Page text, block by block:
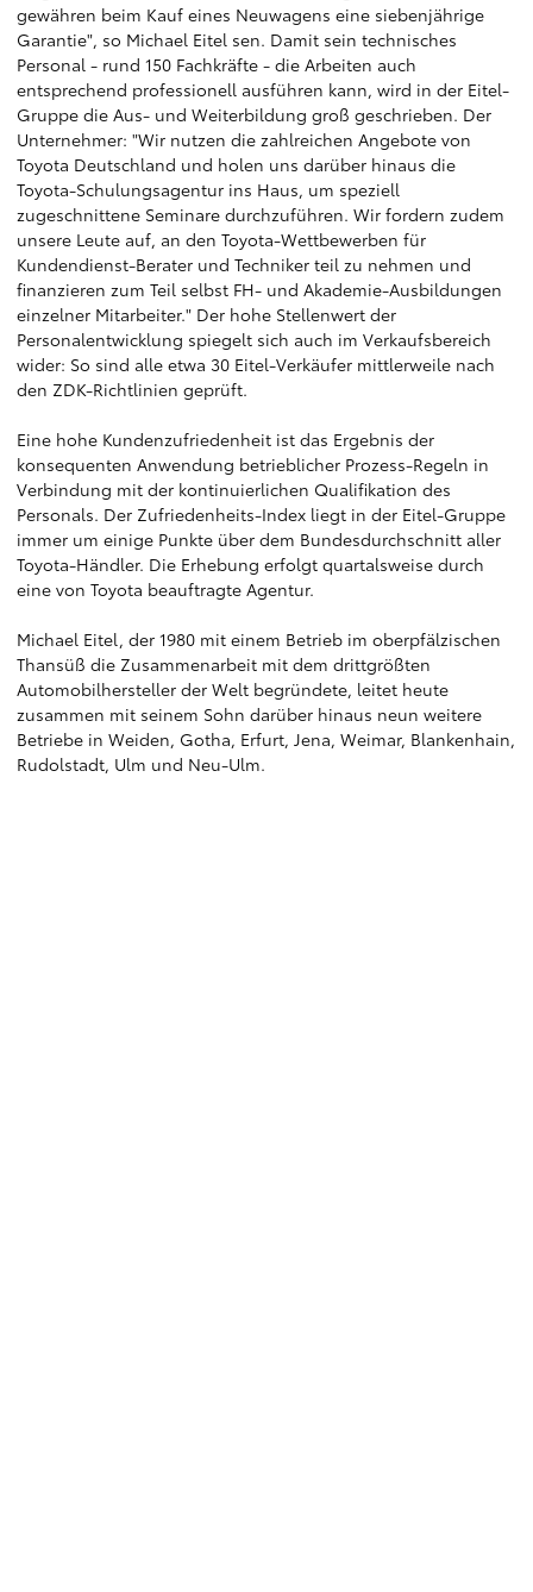
gewähren beim Kauf eines Neuwagens eine siebenjährige
Garantie", so Michael Eitel sen. Damit sein technisches
Personal - rund 150 Fachkräfte - die Arbeiten auch
entsprechend professionell ausführen kann, wird in der Eitel-
Gruppe die Aus- und Weiterbildung groß geschrieben. Der
Unternehmer: "Wir nutzen die zahlreichen Angebote von
Toyota Deutschland und holen uns darüber hinaus die
Toyota-Schulungsagentur ins Haus, um speziell
zugeschnittene Seminare durchzuführen. Wir fordern zudem
unsere Leute auf, an den Toyota-Wettbewerben für
Kundendienst-Berater und Techniker teil zu nehmen und
finanzieren zum Teil selbst FH- und Akademie-Ausbildungen
einzelner Mitarbeiter." Der hohe Stellenwert der
Personalentwicklung spiegelt sich auch im Verkaufsbereich
wider: So sind alle etwa 30 Eitel-Verkäufer mittlerweile nach
den ZDK-Richtlinien geprüft.
Eine hohe Kundenzufriedenheit ist das Ergebnis der
konsequenten Anwendung betrieblicher Prozess-Regeln in
Verbindung mit der kontinuierlichen Qualifikation des
Personals. Der Zufriedenheits-Index liegt in der Eitel-Gruppe
immer um einige Punkte über dem Bundesdurchschnitt aller
Toyota-Händler. Die Erhebung erfolgt quartalsweise durch
eine von Toyota beauftragte Agentur.
Michael Eitel, der 1980 mit einem Betrieb im oberpfälzischen
Thansüß die Zusammenarbeit mit dem drittgrößten
Automobilhersteller der Welt begründete, leitet heute
zusammen mit seinem Sohn darüber hinaus neun weitere
Betriebe in Weiden, Gotha, Erfurt, Jena, Weimar, Blankenhain,
Rudolstadt, Ulm und Neu-Ulm.